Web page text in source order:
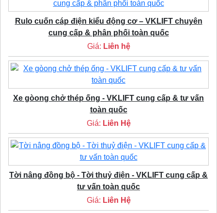
Rulo cuốn cáp điện kiểu động cơ – VKLIFT chuyên
cung cấp & phân phối toàn quốc
Giá: Liên hệ
Xe gòong chở thép ống - VKLIFT cung cấp & tư vấn
toàn quốc
Giá: Liên Hệ
Tời nâng đồng bộ - Tời thuỷ điện - VKLIFT cung cấp &
tư vấn toàn quốc
Giá: Liên Hệ